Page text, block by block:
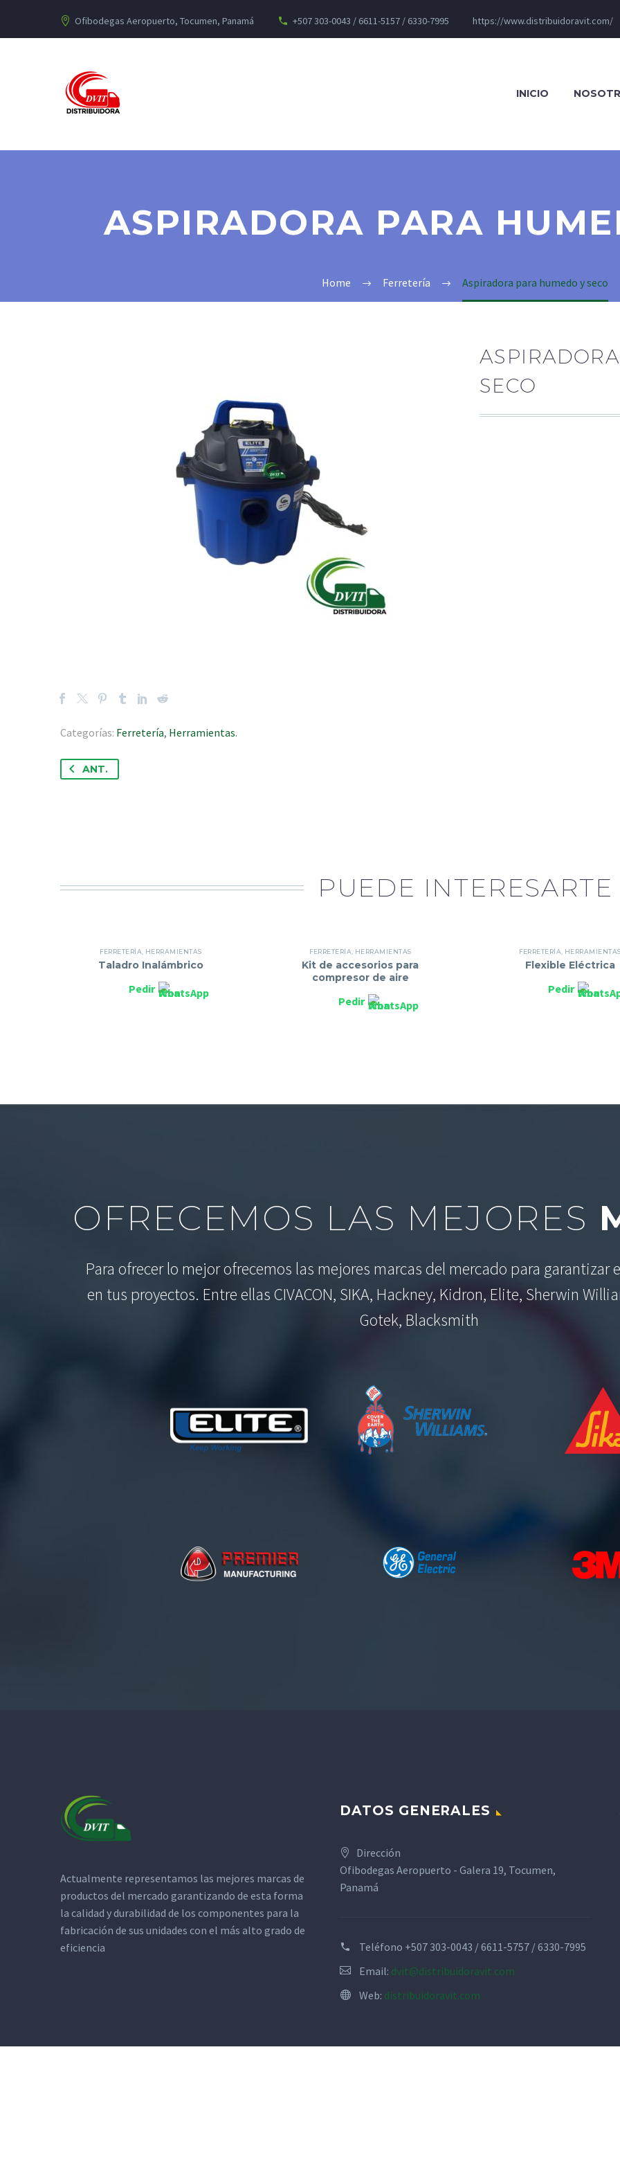
Ofibodegas Aeropuerto, Tocumen, Panamá +507 303-0043 / 6611-5157 / 6330-7995 https://www.distribuidoravit.com/
INICIO
ASPIRADORA PARA
Home Ferretería Aspiradora para humedo y seco
Categorías: Ferretería, Herramientas.
SECO
ANT.
PUEDE INTERESARTE
FERRETERÍA HERRAMIENTAS
Taladro Inalámbrico
Pedir
FERRETERÍA HERRAMIENTAS
Kit de accesorios para
compresor de aire
Pedir
FERRETERÍA
Flexible Eléctrica
Pedir
OFRECEMOS LAS MEJORES
Para ofrecer lo mejor ofrecemos las mejores marcas del mercado para garantizar
en tus proyectos. Entre ellas CIVACON, SIKA, Hackney, Kidron, Elite, Sherwin
Gotek, Blacksmith
Actualmente representamos las mejores marcas de
productos del mercado garantizando de esta forma
la calidad y durabilidad de los componentes para la
fabricación de sus unidades con el más alto grado de
eficiencia
DATOS GENERALES
Dirección
Ofibodegas Aeropuerto - Galera 19, Tocumen,
Panamá
Teléfono +507 303-0043 / 6611-5757 / 6330-7995
Email: dvit@distribuidoravit.com
Web: distribuidoravit.com